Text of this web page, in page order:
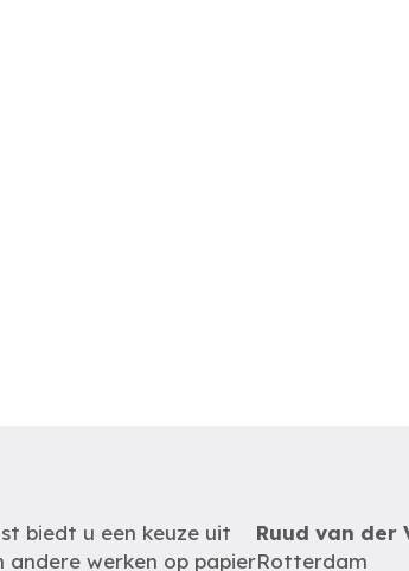
biedt u een keuze uit
andere werken op papier
Ruud van der
Rotterdam